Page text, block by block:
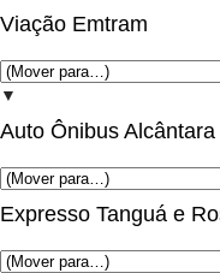
Viação Emtram
▼
Auto Ônibus
Expresso Tanguá e